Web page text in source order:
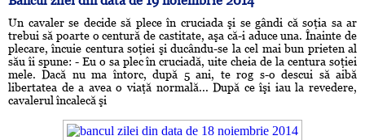
Un cavaler se decide să plece în cruciada şi se gândi că soţia sa ar
trebui să poarte o centură de castitate, aşa că-i aduce una. Înainte de
plecare, încuie centura soţiei şi ducându-se la cel mai bun prieten al
său îi spune: - Eu o sa plec în cruciadă, uite cheia de la centura soţiei
mele. Dacă nu ma întorc, după 5 ani, te rog s-o descui să aibă
libertatea de a avea o viaţă normală... După ce îşi iau la revedere,
cavalerul încalecă şi